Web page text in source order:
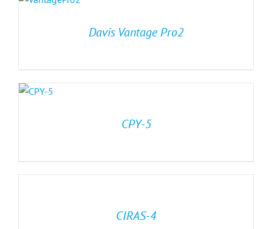
Davis Vantage Pro2
CPY-5
CIRAS-4